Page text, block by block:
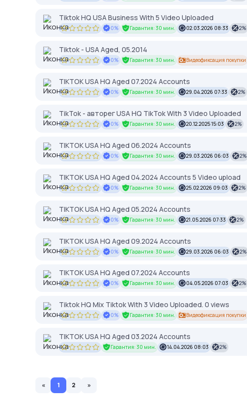
Tiktok HQ USA Business With 5 Video Uploaded
0% Гарантия: 30 мин. 02.03.2026 08:33 2%
Tiktok - USA Aged, 05.2014
0% Гарантия: 30 мин. Видеофиксация покупки
TIKTOK USA HQ Aged 07.2024 Accounts
0% Гарантия: 30 мин. 29.04.2026 07:33 2%
TikTok - авторег USA HQ TikTok With 3 Video Uploaded
0% Гарантия: 30 мин. 20.12.2025 15:03 2%
TIKTOK USA HQ Aged 06.2024 Accounts
0% Гарантия: 30 мин. 29.03.2026 06:03 2%
TIKTOK USA HQ Aged 04.2024 Accounts 5 Video upload
0% Гарантия: 30 мин. 25.02.2026 09:03 2%
TIKTOK USA HQ Aged 05.2024 Accounts
0% Гарантия: 30 мин. 21.05.2026 07:33 2%
TIKTOK USA HQ Aged 09.2024 Accounts
0% Гарантия: 30 мин. 29.03.2026 06:03 2%
TIKTOK USA HQ Aged 07.2024 Accounts
0% Гарантия: 30 мин. 04.05.2026 07:03 2%
Tiktok HQ Mix Tiktok With 3 Video Uploaded. 0 views
0% Гарантия: 30 мин. Видеофиксация покупки
TIKTOK USA HQ Aged 03.2024 Accounts
Гарантия: 30 мин. 14.04.2026 08:03 2%
« 1 2 »